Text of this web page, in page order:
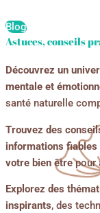
Blog
Astuces, conseils
Découvrez un
mentale et
santé naturelle
Trouvez des
informations
votre bien êtrepour
Explorez des
inspirants, des